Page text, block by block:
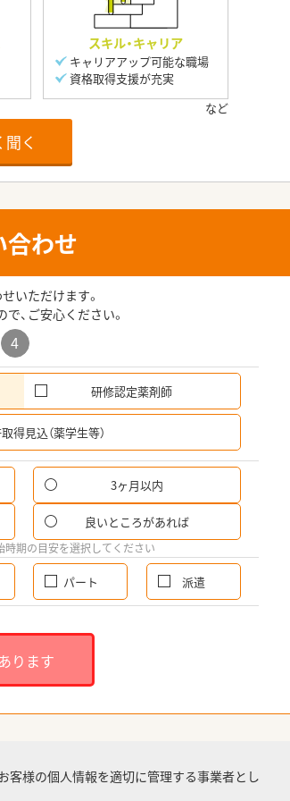
スキル・キャリア
キャリアアップ可能な職場
資格取得支援が充実
く
合わせ
いただけます。
、ご安心ください。
4
研修認定薬剤師
得見込（薬学生等）
3ヶ月以内
良いところがあれば
期の目安を選択してください
パート 派遣
ります
客様の個人情報を適切に管理する事業者とし